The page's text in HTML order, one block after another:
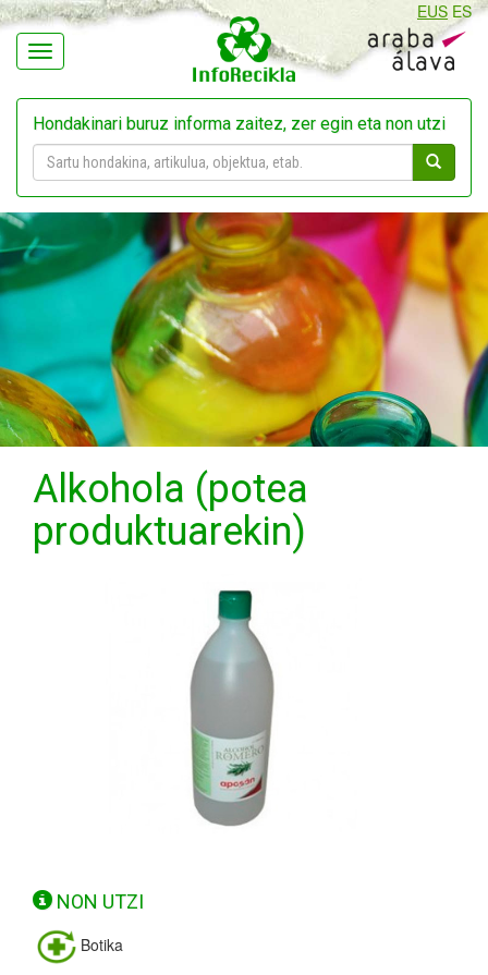
Navegación
EUS ES
Hondakinari buruz informa zaitez, zer egin eta non utzi
Alkohola (potea
produktuarekin)
NON UTZI
Botika